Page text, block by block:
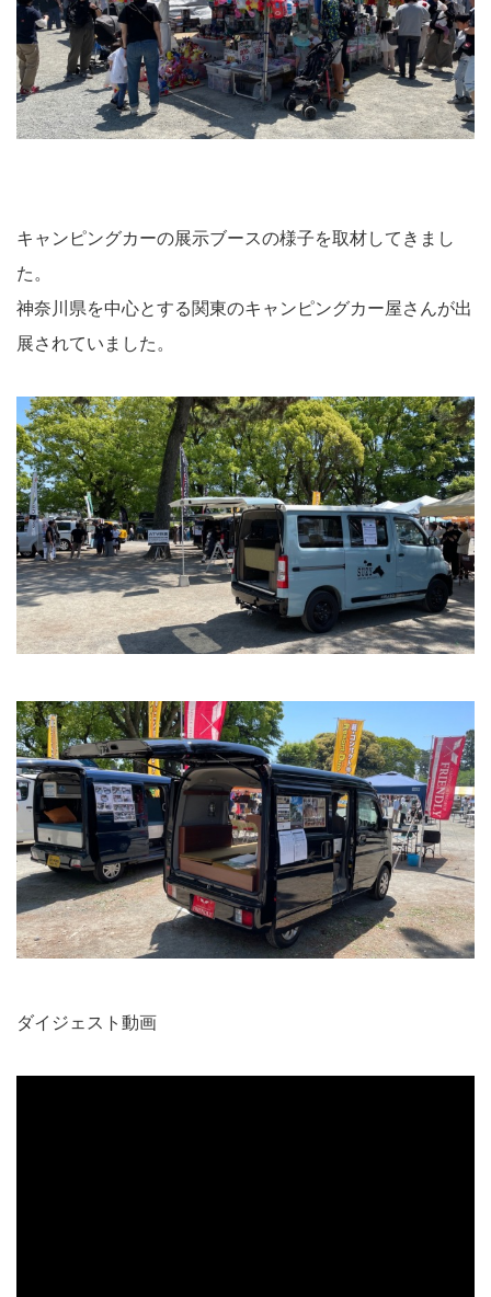
キャンピングカーの展示ブースの様子を取材してきまし
た。
神奈川県を中心とする関東のキャンピングカー屋さんが出
展されていました。
ダイジェスト動画